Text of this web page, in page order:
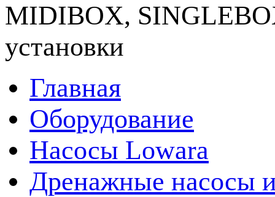
MIDIBOX,
установки
Главная
Оборудование
Насосы Lowara
Дренажные насосы